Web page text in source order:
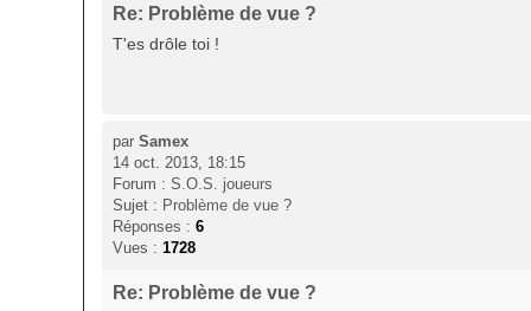
Re: Problème de vue ?
T'es drôle toi !
par Samex
14 oct. 2013, 18:15
Forum : S.O.S. joueurs
Sujet : Problème de vue ?
Réponses : 6
Vues : 1728
Re: Problème de vue ?